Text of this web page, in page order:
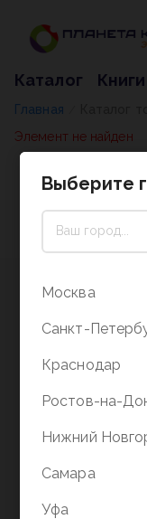
Каталог Книги
Главная
Элемент не найден
Политика
Выберите
Москва
Санкт-
Краснодар
Ростов-на-
Нижний
Самара
Уфа